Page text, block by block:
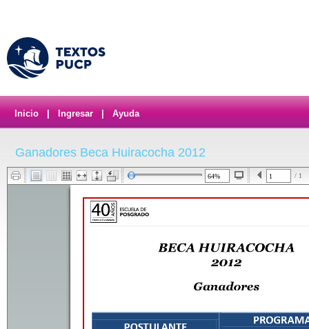
Inicio Ingresar Ayuda
Ganadores Beca Huiracocha 2012
/ 1